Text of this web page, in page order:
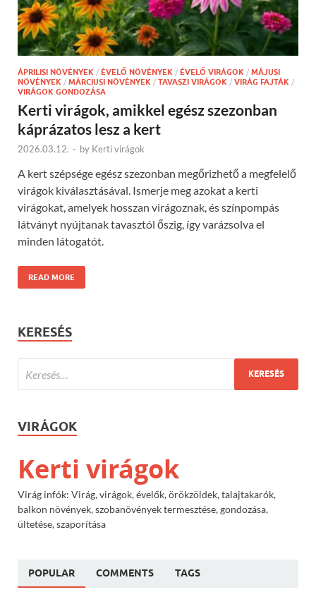
ÁPRILISI NÖVÉNYEK / ÉVELŐ NÖVÉNYEK / ÉVELŐ VIRÁGOK / MÁJUSI
NÖVÉNYEK / MÁRCIUSI NÖVÉNYEK / TAVASZI VIRÁGOK / VIRÁG FAJTÁK /
VIRÁGOK GONDOZÁSA
Kerti virágok, amikkel egész szezonban
káprázatos lesz a kert
2026.03.12. - by Kerti virágok
A kert szépsége egész szezonban megőrizhető a megfelelő
virágok kiválasztásával. Ismerje meg azokat a kerti
virágokat, amelyek hosszan virágoznak, és színpompás
látványt nyújtanak tavasztól őszig, így varázsolva el
minden látogatót.
READ MORE
KERESÉS
VIRÁGOK
Kerti virágok
Virág infók: Virág, virágok, évelők, örökzöldek, talajtakarók,
balkon növények, szobanövények termesztése, gondozása,
ültetése, szaporítása
POPULAR COMMENTS TAGS